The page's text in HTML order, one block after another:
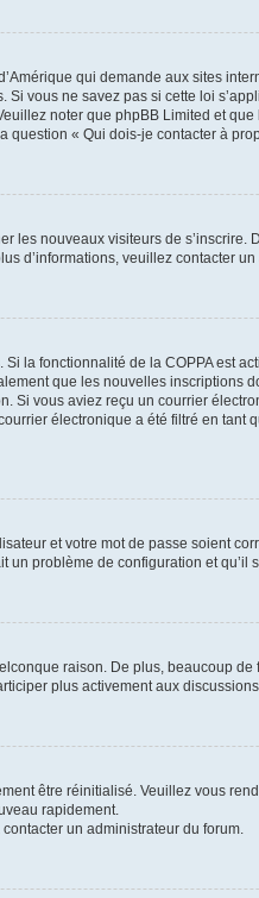
qui demande aux sites
vous ne savez pas si cette loi
noter que phpBB Limited et
« Qui dois-je contacter à
les nouveaux visiteurs de
d’informations, veuillez contacter
la fonctionnalité de la COPPA est
que les nouvelles inscriptions
vous aviez reçu un courrier
électronique a été filtré en tant
et votre mot de passe soient
problème de configuration et qu’il
raison. De plus, beaucoup
plus activement aux discussions
être réinitialisé. Veuillez vous
rapidement.
un administrateur du forum.